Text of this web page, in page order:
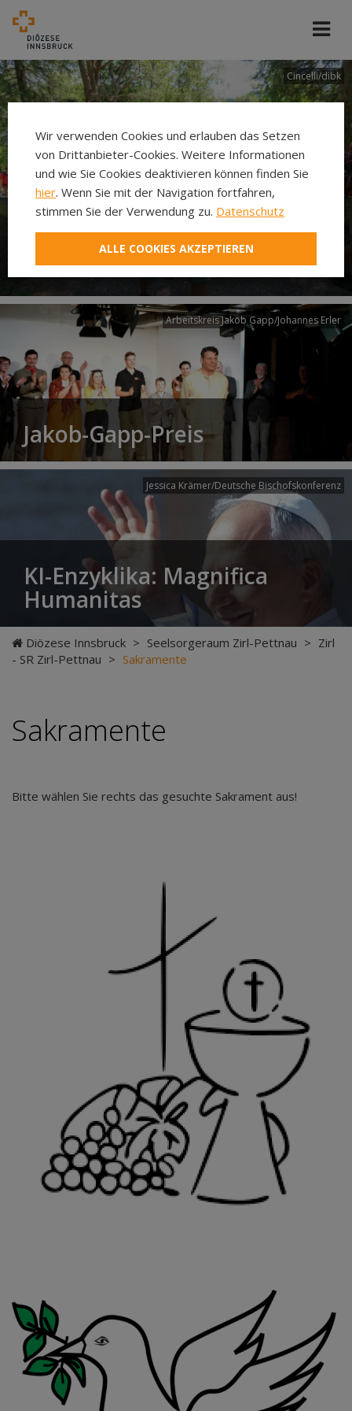
Cincelli/dibk
Neuer Pilgerweg Via
Laudato si’
Arbeitskreis Jakob Gapp/Johannes Erler
Jakob-Gapp-Preis
Jessica Krämer/Deutsche Bischofskonferenz
KI-Enzyklika: Magnifica
Humanitas
Diözese Innsbruck > Seelsorgeraum Zirl-Pettnau > Zirl
- SR Zirl-Pettnau > Sakramente
Sakramente
Bitte wählen Sie rechts das gesuchte Sakrament aus!
Wir verwenden Cookies und erlauben das Setzen
von Drittanbieter-Cookies. Weitere Informationen
und wie Sie Cookies deaktivieren können finden Sie
hier. Wenn Sie mit der Navigation fortfahren,
stimmen Sie der Verwendung zu. Datenschutz
ALLE COOKIES AKZEPTIEREN